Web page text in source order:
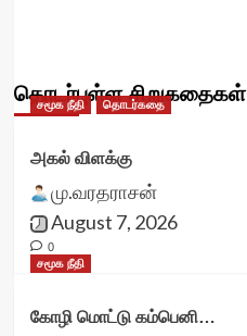
தொடர்புள்ள சிறுகதைகள்
சமூக நீதி தொடர்கதை
அகல் விளக்கு
மு.வரதராசன்
August 7, 2026
0
சமூக நீதி
கோழி மொட்டு கம்பெனி…